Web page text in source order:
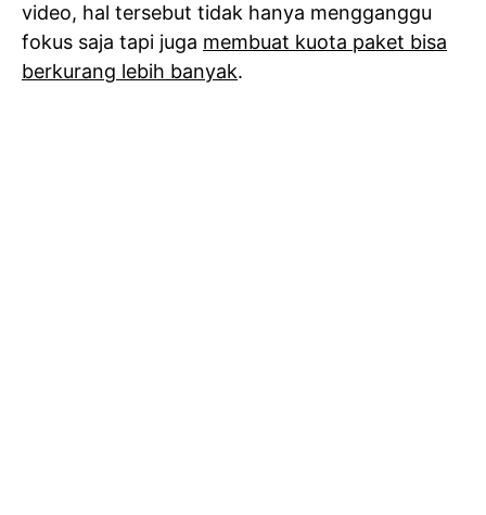
video, hal tersebut tidak hanya mengganggu
fokus saja tapi juga membuat kuota paket bisa
berkurang lebih banyak.